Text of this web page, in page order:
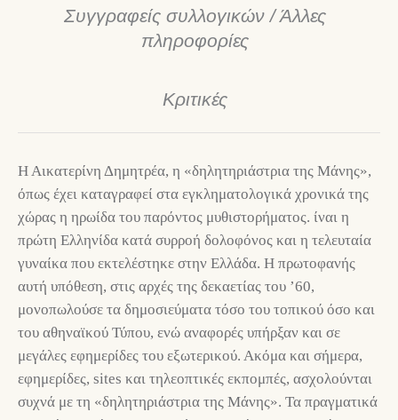
Συγγραφείς συλλογικών / Άλλες
πληροφορίες
Κριτικές
Η Αικατερίνη Δημητρέα, η «δηλητηριάστρια της Μάνης»,
όπως έχει καταγραφεί στα εγκληματολογικά χρονικά της
χώρας η ηρωίδα του παρόντος μυθιστορήματος. ίναι η
πρώτη Ελληνίδα κατά συρροή δολοφόνος και η τελευταία
γυναίκα που εκτελέστηκε στην Ελλάδα. Η πρωτοφανής
αυτή υπόθεση, στις αρχές της δεκαετίας του ’60,
μονοπωλούσε τα δημοσιεύματα τόσο του τοπικού όσο και
του αθηναϊκού Τύπου, ενώ αναφορές υπήρξαν και σε
μεγάλες εφημερίδες του εξωτερικού. Ακόμα και σήμερα,
εφημερίδες, sites και τηλεοπτικές εκπομπές, ασχολούνται
συχνά με τη «δηλητηριάστρια της Μάνης». Τα πραγματικά